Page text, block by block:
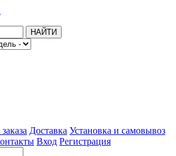
НАЙТИ
Доставка Установка и самовывоз
Вход Регистрация